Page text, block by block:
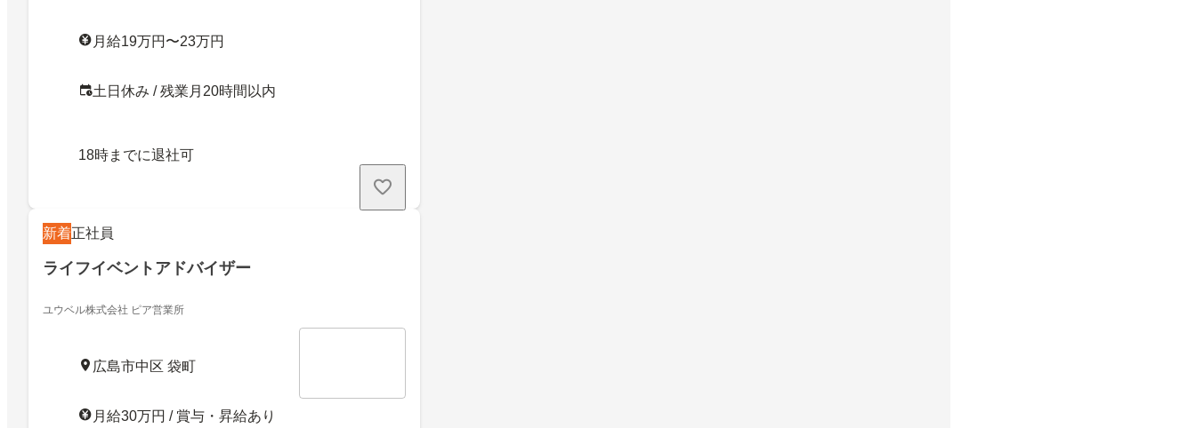
月給19万円〜23万円
土日休み / 残業月20時間以内
18時までに退社可
新着正社員
ライフイベントアドバイザー
ユウベル株式会社 ピア営業所
広島市中区 袋町
月給30万円 / 賞与・昇給あり